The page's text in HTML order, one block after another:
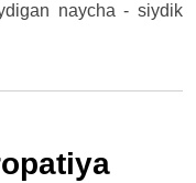
naycha - siydik